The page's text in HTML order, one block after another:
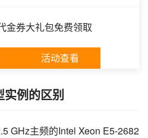
金券大礼包免费领取
活动查看
实例的区别
GHz主频的Intel Xeon E5-2682